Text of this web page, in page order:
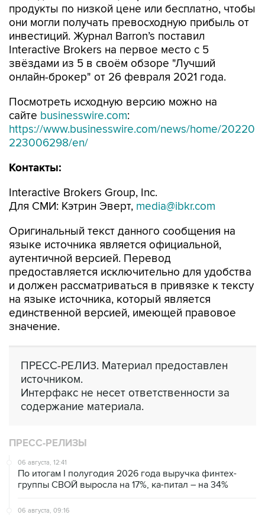
продукты по низкой цене или бесплатно, чтобы
они могли получать превосходную прибыль от
инвестиций. Журнал Barron’s поставил
Interactive Brokers на первое место с 5
звёздами из 5 в своём обзоре "Лучший
онлайн-брокер" от 26 февраля 2021 года.
Посмотреть исходную версию можно на
сайте businesswire.com:
https://www.businesswire.com/news/home/20220
223006298/en/
Контакты:
Interactive Brokers Group, Inc.
Для СМИ: Кэтрин Эверт, media@ibkr.com
Оригинальный текст данного сообщения на
языке источника является официальной,
аутентичной версией. Перевод
предоставляется исключительно для удобства
и должен рассматриваться в привязке к тексту
на языке источника, который является
единственной версией, имеющей правовое
значение.
ПРЕСС-РЕЛИЗ. Материал предоставлен
источником.
Интерфакс не несет ответственности за
содержание материала.
ПРЕСС-РЕЛИЗЫ
06 августа, 12:41
По итогам I полугодия 2026 года выручка финтех-
группы СВОЙ выросла на 17%, ка-питал – на 34%
06 августа, 09:16